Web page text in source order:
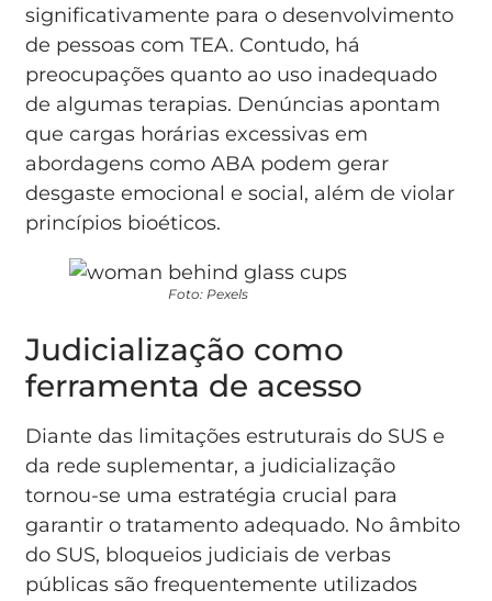
significativamente para o desenvolvimento
de pessoas com TEA. Contudo, há
preocupações quanto ao uso inadequado
de algumas terapias. Denúncias apontam
que cargas horárias excessivas em
abordagens como ABA podem gerar
desgaste emocional e social, além de violar
princípios bioéticos.
Foto: Pexels
Judicialização como
ferramenta de acesso
Diante das limitações estruturais do SUS e
da rede suplementar, a judicialização
tornou-se uma estratégia crucial para
garantir o tratamento adequado. No âmbito
do SUS, bloqueios judiciais de verbas
públicas são frequentemente utilizados